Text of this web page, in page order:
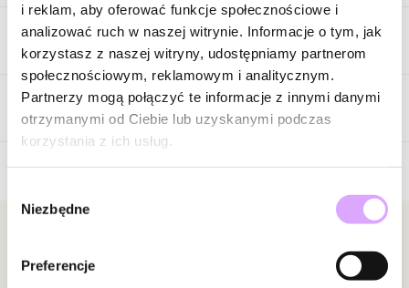
i reklam, aby oferować funkcje społecznościowe i
analizować ruch w naszej witrynie. Informacje o tym, jak
korzystasz z naszej witryny, udostępniamy partnerom
społecznościowym, reklamowym i analitycznym.
Partnerzy mogą połączyć te informacje z innymi danymi
otrzymanymi od Ciebie lub uzyskanymi podczas
korzystania z ich usług.
zgody
Niezbędne
Preferencje
Wyjątkowo kobiecy, pełen blasku i energetycznych kolorów. Ten
naszyjnik zachwyca bogatą kompozycją różowych kryształów o
różnych szlifach i odcieniach, tworząc biżuterię o wyrazistym,
luksusowym charakterze.
Wielowymiarowa forma została zbudowana z lśniących kamieni
w pudrowych i intensywnie różowych tonacjach, które pięknie
odbijają światło i nadają całości wyjątkowej głębi. Dekoracyjne
kryształami o geometrycznych kształtach, tworząc efektowną i
Cechy produktu
Różowy
Kolor metalu złoty
Opinie
Jeszcze nikt nie ocenił tego produktu.
produkcie!
Bądź na bieżąco z nowościami i promocjami!